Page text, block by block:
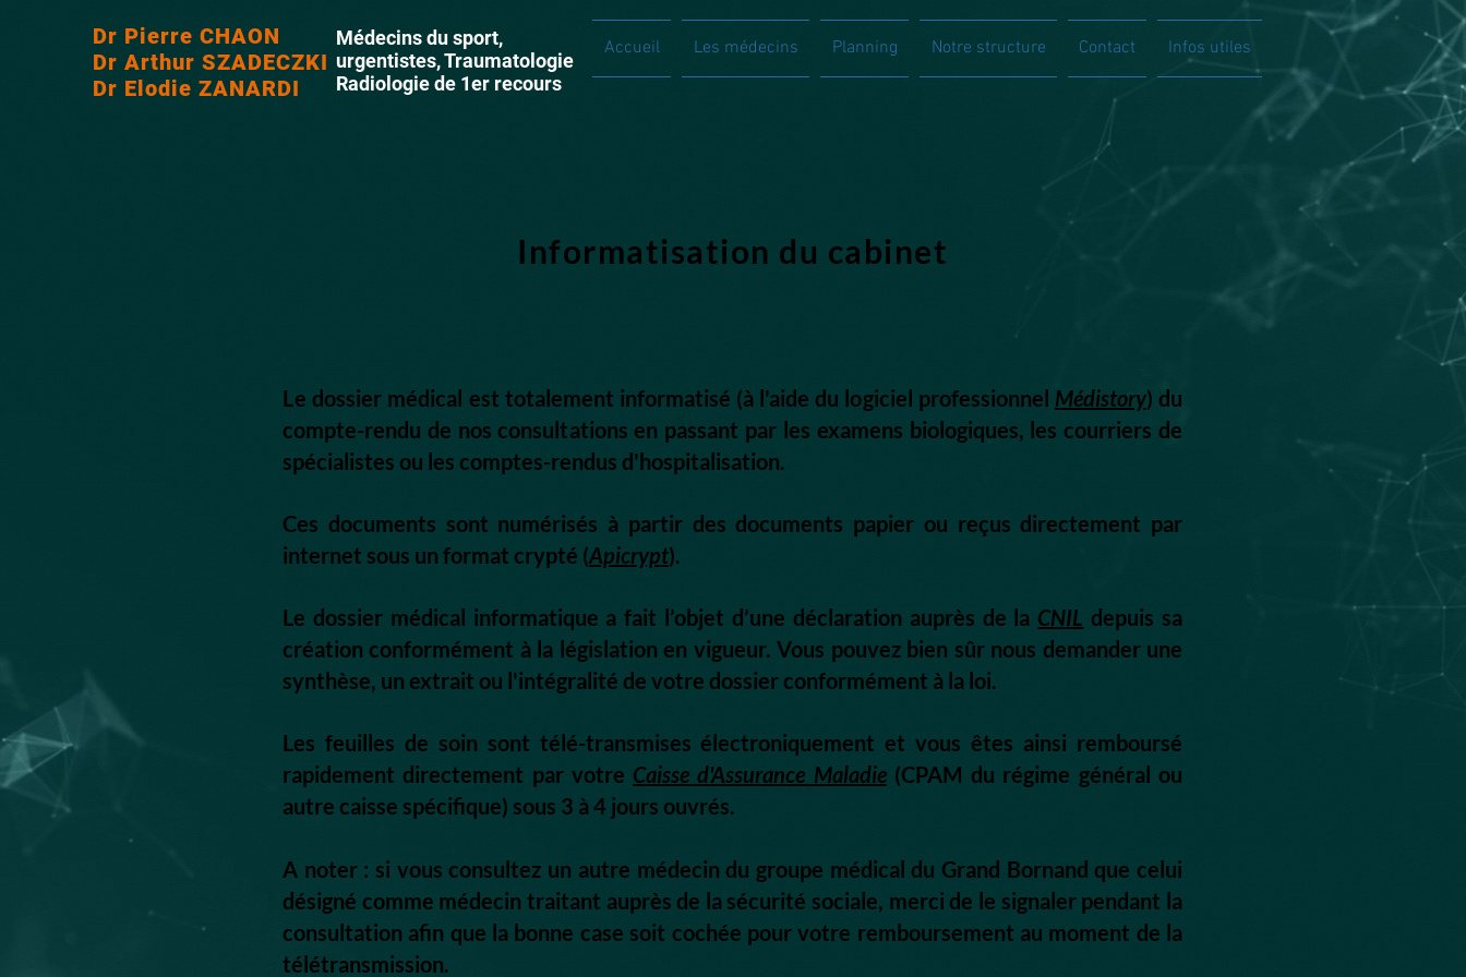
Dr Pierre CHAON
Dr Arthur SZADECZKI
Dr Elodie ZANARDI
Médecins du sport,
urgentistes, Traumatologie
Radiologie de 1er recours
Accueil Les médecins Planning Notre structure Contact Infos utiles
Informatisation du cabinet
Le dossier médical est totalement informatisé (à l'aide du logiciel professionnel Médistory) du
compte-rendu de nos consultations en passant par les examens biologiques, les courriers de
spécialistes ou les comptes-rendus d'hospitalisation.
Ces documents sont numérisés à partir des documents papier ou reçus directement par
internet sous un format crypté (Apicrypt).
Le dossier médical informatique a fait l’objet d’une déclaration auprès de la CNIL depuis sa
création conformément à la législation en vigueur. Vous pouvez bien sûr nous demander une
synthèse, un extrait ou l'intégralité de votre dossier conformément à la loi.
Les feuilles de soin sont télé-transmises électroniquement et vous êtes ainsi remboursé
rapidement directement par votre Caisse d'Assurance Maladie(CPAM du régime général ou
autre caisse spécifique) sous 3 à 4 jours ouvrés.
A noter : si vous consultez un autre médecin du groupe médical du Grand Bornand que celui
désigné comme médecin traitant auprès de la sécurité sociale, merci de le signaler pendant la
consultation afin que la bonne case soit cochée pour votre remboursement au moment de la
télétransmission.